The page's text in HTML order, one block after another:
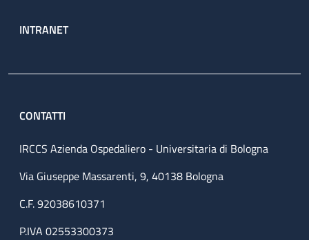
INTRANET
CONTATTI
IRCCS Azienda Ospedaliero - Universitaria di Bologna
Via Giuseppe Massarenti, 9, 40138 Bologna
C.F. 92038610371
P.IVA 02553300373